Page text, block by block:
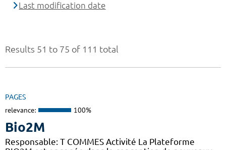
Results 51 to 75 of 111 total
PAGES
relevance: 100%
Bio2M
Responsable: T COMMES Activité La Plateforme
Last modification date